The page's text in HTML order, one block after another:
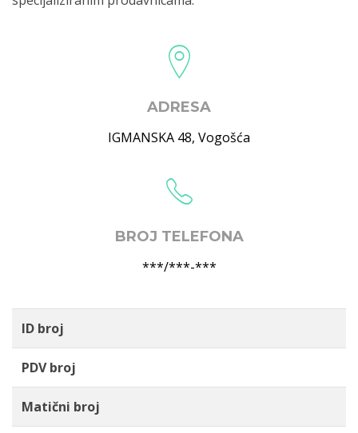
ADRESA
IGMANSKA 48, Vogošća
BROJ TELEFONA
***/***-***
ID broj
PDV broj
Matični broj